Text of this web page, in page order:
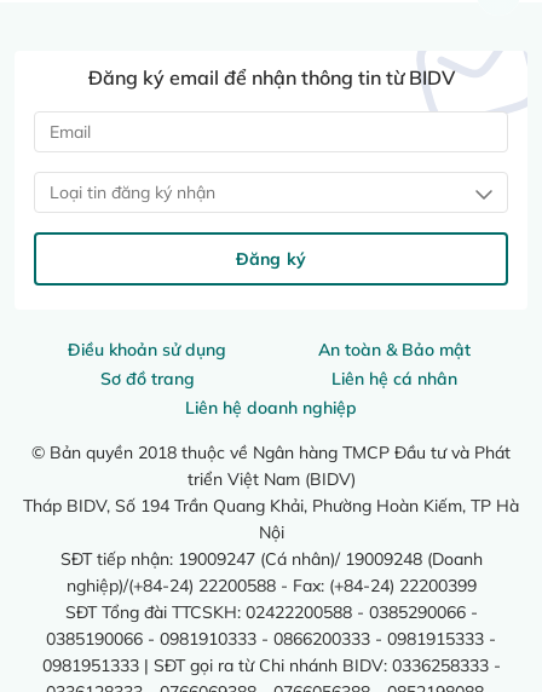
Điều khoản sử dụng
An toàn & Bảo mật
Sơ đồ trang
Liên hệ cá nhân
Liên hệ doanh nghiệp
© Bản quyền 2018 thuộc về Ngân hàng TMCP Đầu tư và Phát
triển Việt Nam (BIDV)
Tháp BIDV, Số 194 Trần Quang Khải, Phường Hoàn Kiếm, TP Hà
Nội
SĐT tiếp nhận: 19009247 (Cá nhân)/ 19009248 (Doanh
nghiệp)/(+84-24) 22200588 - Fax: (+84-24) 22200399
SĐT Tổng đài TTCSKH: 02422200588 - 0385290066 -
0385190066 - 0981910333 - 0866200333 - 0981915333 -
0981951333 | SĐT gọi ra từ Chi nhánh BIDV: 0336258333 -
Đăng ký email để nhận thông tin từ BIDV
Loại tin đăng ký nhận
Đăng ký